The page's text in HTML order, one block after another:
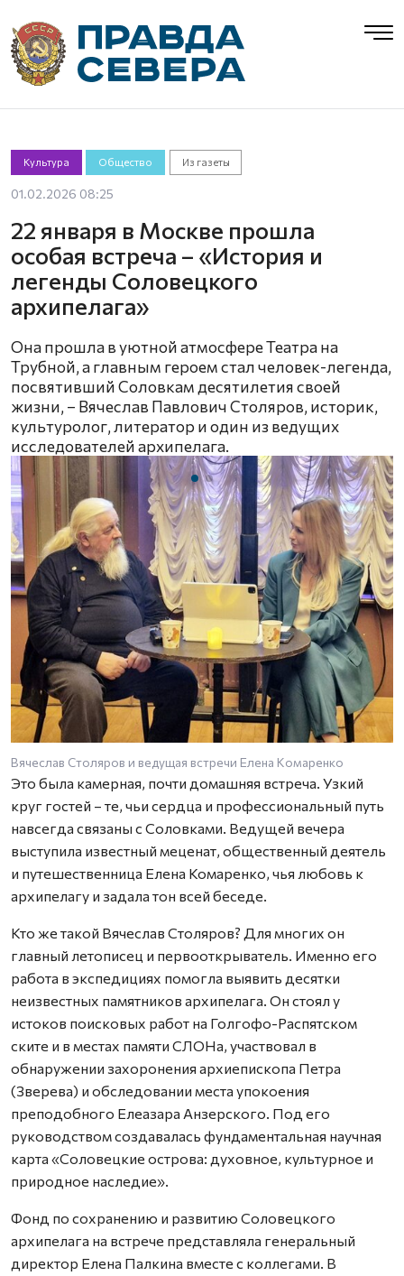
Культура Общество Из газеты
01.02.2026 08:25
22 января в Москве прошла
особая встреча – «История и
легенды Соловецкого
архипелага»
Она прошла в уютной атмосфере Театра на
Трубной, а главным героем стал человек-легенда,
посвятивший Соловкам десятилетия своей
жизни, – Вячеслав Павлович Столяров, историк,
культуролог, литератор и один из ведущих
исследователей архипелага.
Вячеслав Столяров и ведущая встречи Елена Комаренко
Это была камерная, почти домашняя встреча. Узкий
круг гостей – те, чьи сердца и профессиональный путь
навсегда связаны с Соловками. Ведущей вечера
выступила известный меценат, общественный деятель
и путешественница Елена Комаренко, чья любовь к
архипелагу и задала тон всей беседе.
Кто же такой Вячеслав Столяров? Для многих он
главный летописец и первооткрыватель. Именно его
работа в экспедициях помогла выявить десятки
неизвестных памятников архипелага. Он стоял у
истоков поисковых работ на Голгофо-Распятском
ските и в местах памяти СЛОНа, участвовал в
обнаружении захоронения архиепископа Петра
(Зверева) и обследовании места упокоения
преподобного Елеазара Анзерского. Под его
руководством создавалась фундаментальная научная
карта «Соловецкие острова: духовное, культурное и
природное наследие».
Фонд по сохранению и развитию Соловецкого
архипелага на встрече представляла генеральный
директор Елена Палкина вместе с коллегами. В